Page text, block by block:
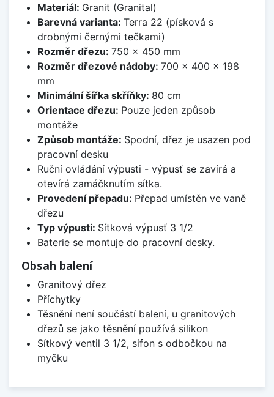
Materiál: Granit (Granital)
Barevná varianta: Terra 22 (písková s
drobnými černými tečkami)
Rozměr dřezu: 750 x 450 mm
Rozměr dřezové nádoby: 700 x 400 x 198
mm
Minimální šířka skříňky: 80 cm
Orientace dřezu: Pouze jeden způsob
montáže
Způsob montáže: Spodní, dřez je usazen pod
pracovní desku
Ruční ovládání výpusti - výpusť se zavírá a
otevírá zamáčknutím sítka.
Provedení přepadu: Přepad umístěn ve vaně
dřezu
Typ výpusti: Sítková výpusť 3 1/2
Baterie se montuje do pracovní desky.
Obsah balení
Granitový dřez
Příchytky
Těsnění není součástí balení, u granitových
dřezů se jako těsnění používá silikon
Sítkový ventil 3 1/2, sifon s odbočkou na
myčku